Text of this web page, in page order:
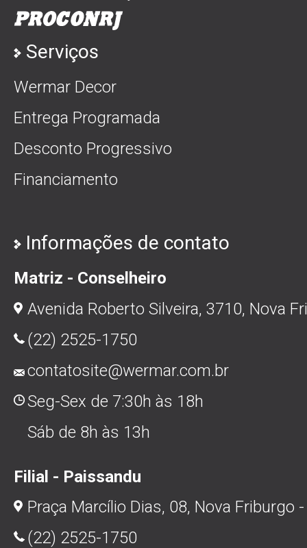
Serviços
Wermar Decor
Entrega Programada
Desconto Progressivo
Financiamento
Informações de contato
Matriz - Conselheiro
Avenida Roberto Silveira, 3710, Nova
(22) 2525-1750
contatosite@wermar.com.br
Seg-Sex de 7:30h às 18h
Sáb de 8h às 13h
Filial - Paissandu
Praça Marcílio Dias, 08, Nova Friburgo
(22) 2525-1750